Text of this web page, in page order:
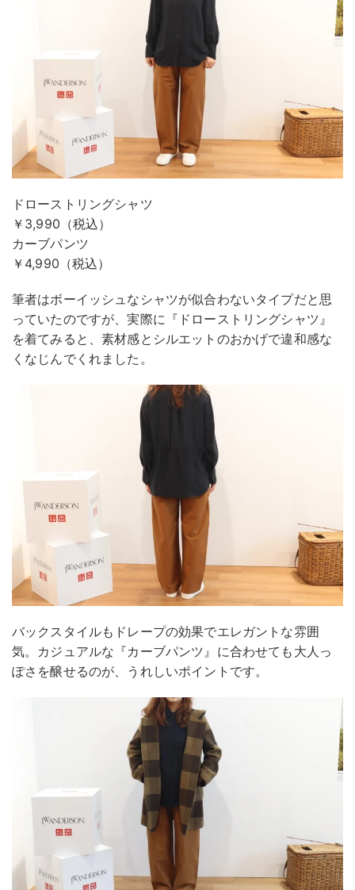
ドローストリングシャツ
￥3,990（税込）
カーブパンツ
￥4,990（税込）
筆者はボーイッシュなシャツが似合わないタイプだと思
っていたのですが、実際に『ドローストリングシャツ』
を着てみると、素材感とシルエットのおかげで違和感な
くなじんでくれました。
バックスタイルもドレープの効果でエレガントな雰囲
気。カジュアルな『カーブパンツ』に合わせても大人っ
ぽさを醸せるのが、うれしいポイントです。